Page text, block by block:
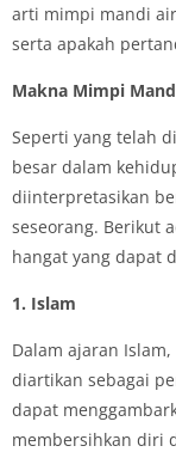
arti mimpi mandi
serta apakah
Makna Mimpi
Seperti yang telah
besar dalam
diinterpretasikan
seseorang. Berikut
hangat yang dapat
1. Islam
Dalam ajaran
diartikan sebagai
dapat
membersihkan diri